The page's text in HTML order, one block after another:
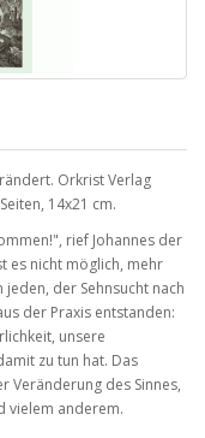
Orkrist Verlag
14x21 cm.
rief Johannes der
es nicht möglich, mehr
der Sehnsucht nach
der Praxis entstanden:
unsere
zu tun hat. Das
Veränderung des Sinnes,
vielem anderem.